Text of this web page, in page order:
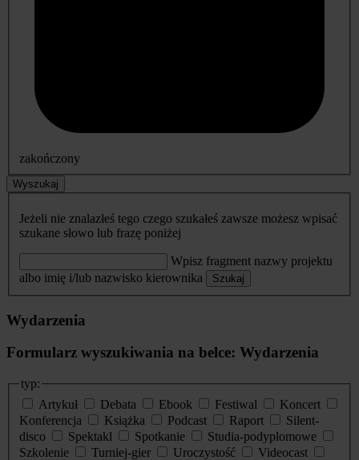
zakończony
Wyszukaj
Jeżeli nie znalazłeś tego czego szukałeś zawsze możesz wpisać
szukane słowo lub frazę poniżej
Wpisz fragment nazwy projektu
albo imię i/lub nazwisko kierownika
Szukaj
Wydarzenia
Formularz wyszukiwania na belce: Wydarzenia
typ:
Artykuł
Debata Ebook Festiwal
Koncert
Konferencja
Książka Podcast Raport
Silent-
disco
Spektakl Spotkanie
Studia-podyplomowe
Szkolenie
Turniej-gier Uroczystość
Videocast